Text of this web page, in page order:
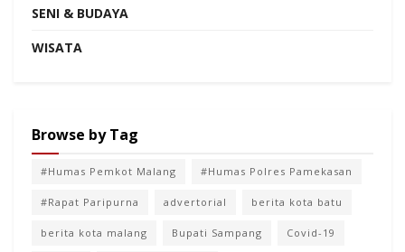
SENI & BUDAYA
WISATA
Browse by Tag
#Humas Pemkot Malang #Humas Polres Pamekasan
#Rapat Paripurna advertorial berita kota batu
berita kota malang Bupati Sampang Covid-19